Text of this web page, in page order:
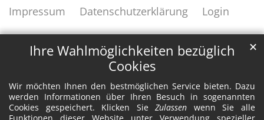
Ihre Wahlmöglichkeiten bezüglich
Cookies
Wir möchten Ihnen den bestmöglichen Service bieten. Dazu
werden Informationen über Ihren Besuch in sogenannten
Cookies gespeichert. Klicken SieZulassen wenn Sie alle
✕
Impressum
Datenschutzerklärung Login